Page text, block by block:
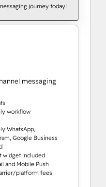
journey today!
messaging
workflow
WhatsApp,
Google Business
widget included
and Mobile Push
platform fees